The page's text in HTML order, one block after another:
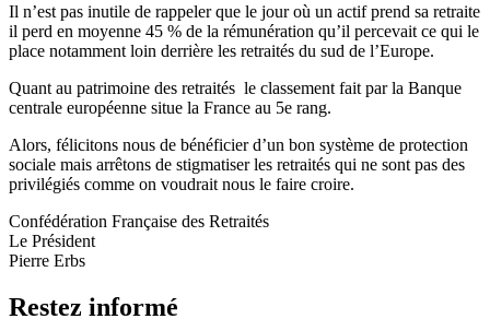
Il n’est pas inutile de rappeler que le jour où un actif prend sa retraite
il perd en moyenne 45 % de la rémunération qu’il percevait ce qui le
place notamment loin derrière les retraités du sud de l’Europe.
Quant au patrimoine des retraités le classement fait par la Banque
centrale européenne situe la France au 5e rang.
Alors, félicitons nous de bénéficier d’un bon système de protection
sociale mais arrêtons de stigmatiser les retraités qui ne sont pas des
privilégiés comme on voudrait nous le faire croire.
Confédération Française des Retraités
Le Président
Pierre Erbs
Restez informé